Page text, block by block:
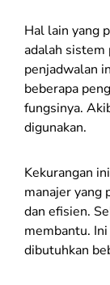
Hal lain yang
adalah sistem
penjadwalan
beberapa
fungsinya.
digunakan.
Kekurangan
manajer yang
dan efisien.
membantu.
dibutuhkan